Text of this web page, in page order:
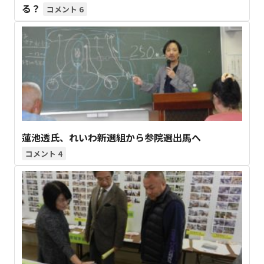
る？
6
蓮池透氏、れいわ新選組から参院選出馬へ
4